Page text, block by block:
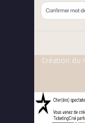
Création du